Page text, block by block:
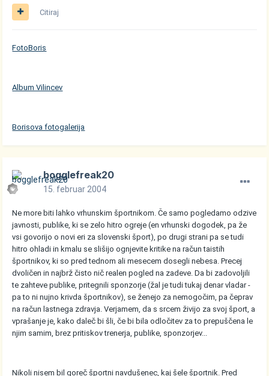
Citiraj
FotoBoris
Album Vilincev
Borisova fotogalerija
bogglefreak20
15. februar 2004
Ne more biti lahko vrhunskim športnikom. Če samo pogledamo odzive
javnosti, publike, ki se zelo hitro ogreje (en vrhunski dogodek, pa že
vsi govorijo o novi eri za slovenski šport), po drugi strani pa se tudi
hitro ohladi in kmalu se slišijo ognjevite kritike na račun taistih
športnikov, ki so pred tednom ali mesecem dosegli nebesa. Precej
dvoličen in najbrž čisto nič realen pogled na zadeve. Da bi zadovoljili
te zahteve publike, pritegnili sponzorje (žal je tudi tukaj denar vladar -
pa to ni nujno krivda športnikov), se ženejo za nemogočim, pa čeprav
na račun lastnega zdravja. Verjamem, da s srcem živijo za svoj šport, a
vprašanje je, kako daleč bi šli, če bi bila odločitev za to prepuščena le
njim samim, brez pritiskov trenerja, publike, sponzorjev...
Nikoli nisem bil goreč športni navdušenec, kaj šele športnik. Pred